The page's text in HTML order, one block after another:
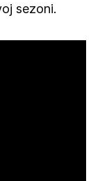
sezoni.